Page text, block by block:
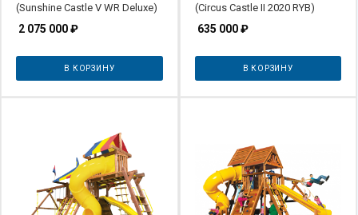
(Sunshine Castle V WR Deluxe)
2 075 000₽
В КОРЗИНУ
(Circus Castle II 2020 RYB)
635 000₽
В КОРЗИНУ